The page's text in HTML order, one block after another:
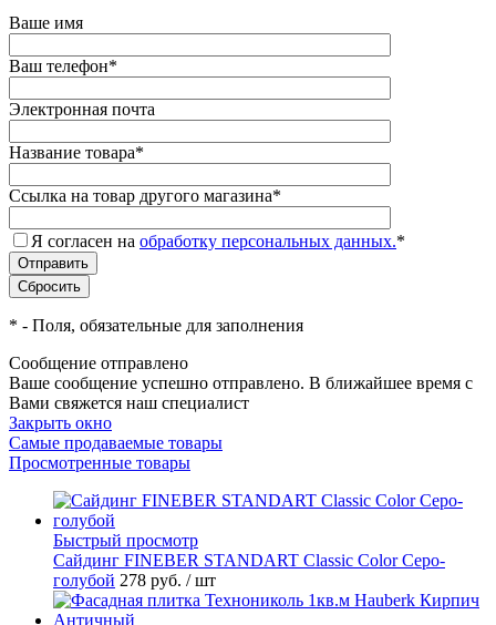
Ваше имя
Ваш телефон*
Электронная почта
Название товара*
Ссылка на товар другого магазина*
Я согласен на обработку персональных данных.*
* - Поля, обязательные для заполнения
Сообщение отправлено
Ваше сообщение успешно отправлено. В ближайшее время с
Вами свяжется наш специалист
Закрыть окно
Самые продаваемые товары
Просмотренные товары
Быстрый просмотр
Cайдинг FINEBER STANDART Classic Color Серо-
голубой 278 руб. / шт